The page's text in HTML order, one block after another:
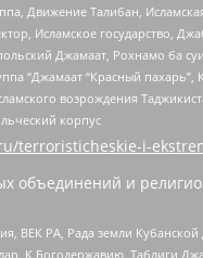
Движение Талибан,
Исламское государство,
Джамаат, Рохнамо ба
“Джамаат “Красный
возрождения
корпус
terroristicheskie-i-
объединений и
ВЕК РА, Рада земли
К Богодержавию, Таблиги